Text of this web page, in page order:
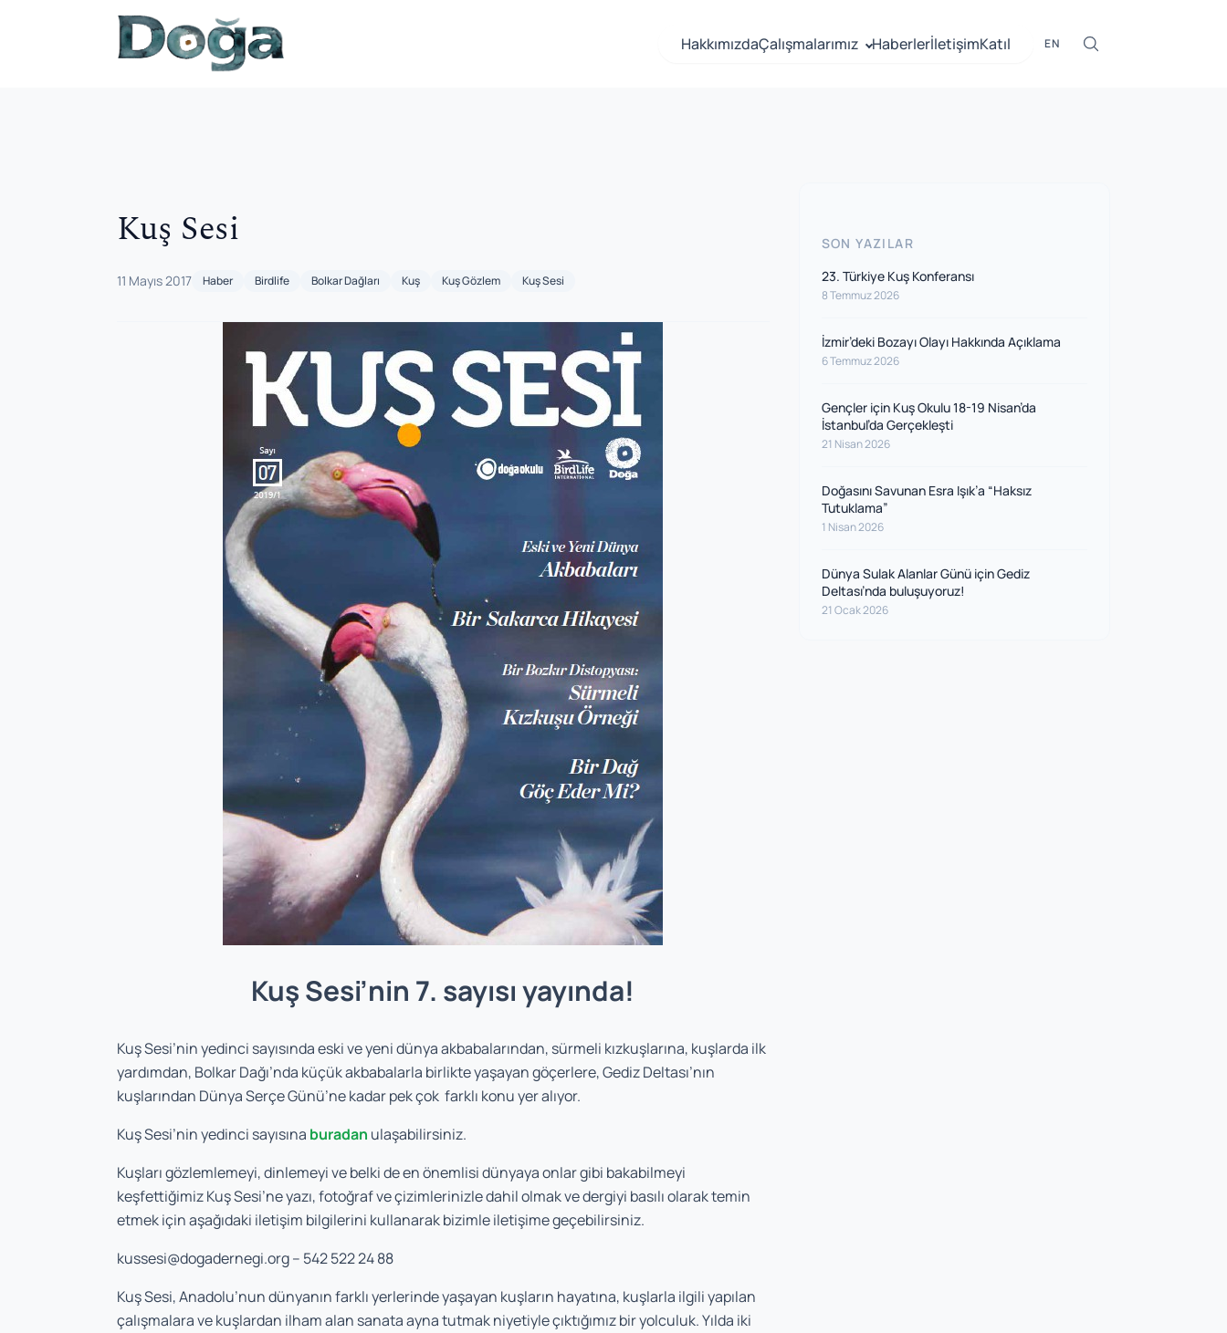
HakkımızdaÇalışmalarımız HaberlerİletişimKatıl EN
Kuş Sesi
11 Mayıs 2017 Haber Birdlife Bolkar Dağları Kuş Kuş Gözlem Kuş Sesi
Kuş Sesi’nin 7. sayısı yayında!
Kuş Sesi’nin yedinci sayısında eski ve yeni dünya akbabalarından, sürmeli kızkuşlarına, kuşlarda ilk
yardımdan, Bolkar Dağı’nda küçük akbabalarla birlikte yaşayan göçerlere, Gediz Deltası’nın
kuşlarından Dünya Serçe Günü’ne kadar pek çok farklı konu yer alıyor.
Kuş Sesi’nin yedinci sayısına buradan ulaşabilirsiniz.
Kuşları gözlemlemeyi, dinlemeyi ve belki de en önemlisi dünyaya onlar gibi bakabilmeyi
keşfettiğimiz Kuş Sesi’ne yazı, fotoğraf ve çizimlerinizle dahil olmak ve dergiyi basılı olarak temin
etmek için aşağıdaki iletişim bilgilerini kullanarak bizimle iletişime geçebilirsiniz.
kussesi@dogadernegi.org– 542 522 24 88‬
Kuş Sesi, Anadolu’nun dünyanın farklı yerlerinde yaşayan kuşların hayatına, kuşlarla ilgili yapılan
çalışmalara ve kuşlardan ilham alan sanata ayna tutmak niyetiyle çıktığımız bir yolculuk. Yılda iki
SON YAZILAR
23. Türkiye Kuş Konferansı
8 Temmuz 2026
İzmir’deki Bozayı Olayı Hakkında Açıklama
6 Temmuz 2026
Gençler için Kuş Okulu 18-19 Nisan’da
İstanbul’da Gerçekleşti
21 Nisan 2026
Doğasını Savunan Esra Işık’a “Haksız
Tutuklama”
1 Nisan 2026
Dünya Sulak Alanlar Günü için Gediz
Deltası’nda buluşuyoruz!
21 Ocak 2026